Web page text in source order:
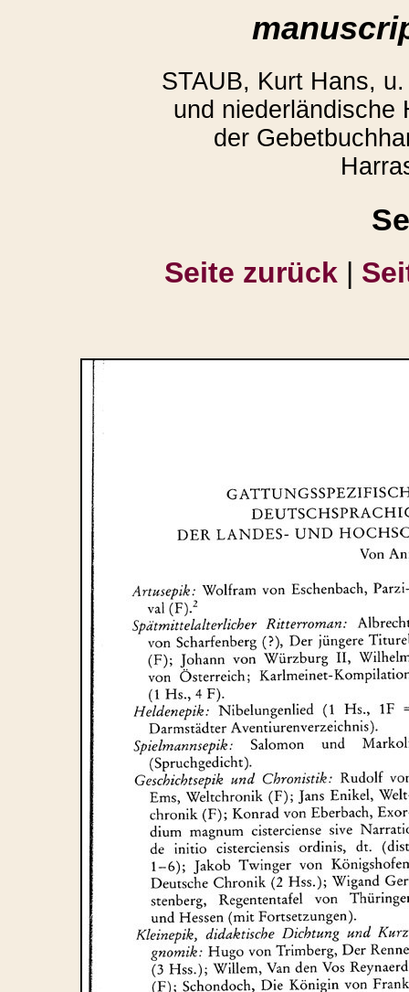
STAUB, Kurt Hans,
und niederländische
der
Seite zurück |